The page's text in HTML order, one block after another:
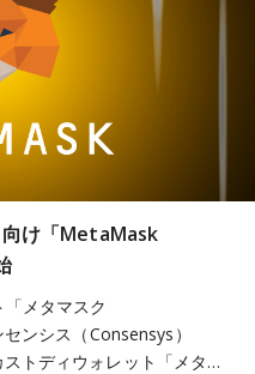
向け「MetaMask
メタマスク
ンシス（Consensys）
トディウォレット「メタ…